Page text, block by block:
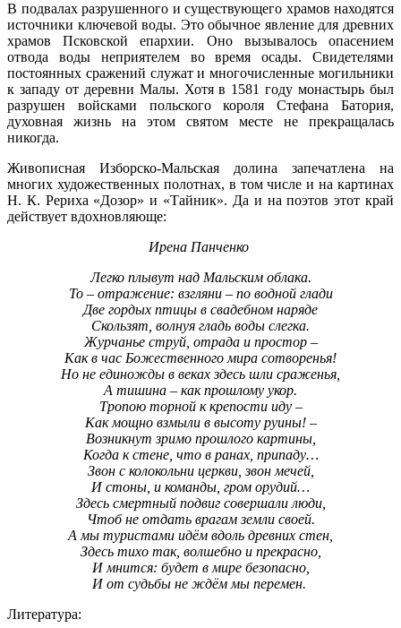
В подвалах разрушенного и существующего храмов находятся
источники ключевой воды. Это обычное явление для древних
храмов Псковской епархии. Оно вызывалось опасением
отвода воды неприятелем во время осады. Свидетелями
постоянных сражений служат и многочисленные могильники
к западу от деревни Малы. Хотя в 1581 году монастырь был
разрушен войсками польского короля Стефана Батория,
духовная жизнь на этом святом месте не прекращалась
никогда.
Живописная Изборско-Мальская долина запечатлена на
многих художественных полотнах, в том числе и на картинах
Н. К. Рериха «Дозор» и «Тайник». Да и на поэтов этот край
действует вдохновляюще:
Ирена Панченко
Легко плывут над Мальским облака.
То – отражение: взгляни – по водной глади
Две гордых птицы в свадебном наряде
Скользят, волнуя гладь воды слегка.
Журчанье струй, отрада и простор –
Как в час Божественного мира сотворенья!
Но не единожды в веках здесь шли сраженья,
А тишина – как прошлому укор.
Тропою торной к крепости иду –
Как мощно взмыли в высоту руины! –
Возникнут зримо прошлого картины,
Когда к стене, что в ранах, припаду…
Звон с колокольни церкви, звон мечей,
И стоны, и команды, гром орудий…
Здесь смертный подвиг совершали люди,
Чтоб не отдать врагам земли своей.
А мы туристами идём вдоль древних стен,
Здесь тихо так, волшебно и прекрасно,
И мнится: будет в мире безопасно,
И от судьбы не ждём мы перемен.
Литература: